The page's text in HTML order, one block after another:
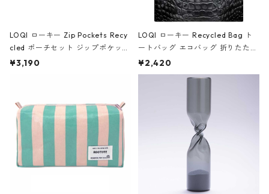
LOQI ローキー Zip Pockets Recy
cled ポーチセット ジップポケット
ファスナーポーチ 撥水加工 トラベ
ーガンディー、オフホワイト
¥3,190
LOQI ローキー Recycled Bag ト
ートバッグ エコバッグ 折りたたみ
大きめ 撥水加工 収納ポーチ CRO
CODILE/Black クロコダイル/ブラ
¥2,420